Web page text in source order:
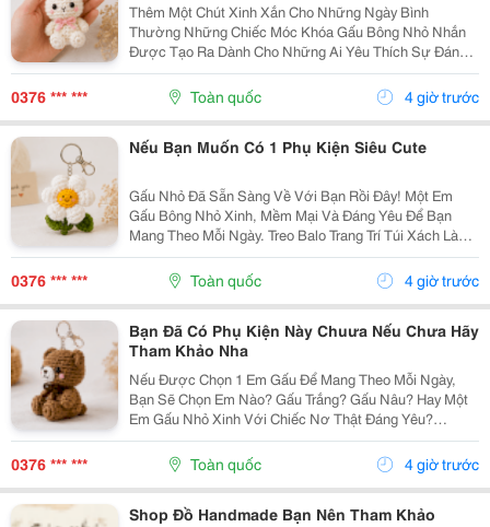
Thêm Một Chút Xinh Xắn Cho Những Ngày Bình
Thường Những Chiếc Móc Khóa Gấu Bông Nhỏ Nhắn
Được Tạo Ra Dành Cho Những Ai Yêu Thích Sự Đáng
Yêu Và Những Món Đồ Có Dấu Ấn Riêng. Từ Chiếc Balo
Đi Học, Túi Xách Đi Chơi Đến Chùm Chìa Khóa Quen
Thuộc,...
0376 *** *** Toàn quốc 4 giờ trước
Nếu Bạn Muốn Có 1 Phụ Kiện Siêu Cute
Gấu Nhỏ Đã Sẵn Sàng Về Với Bạn Rồi Đây! Một Em
Gấu Bông Nhỏ Xinh, Mềm Mại Và Đáng Yêu Để Bạn
Mang Theo Mỗi Ngày. Treo Balo Trang Trí Túi Xách Làm
Móc Khóa Tặng Người Bạn Yêu Quý
Gocnhohandmade.com Không Cần Quá Nhiều Phụ
Kiện, Chỉ Một Em Gấu...
0376 *** *** Toàn quốc 4 giờ trước
Bạn Đã Có Phụ Kiện Này Chuưa Nếu Chưa Hãy
Tham Khảo Nha
Nếu Được Chọn 1 Em Gấu Để Mang Theo Mỗi Ngày,
Bạn Sẽ Chọn Em Nào? Gấu Trắng? Gấu Nâu? Hay Một
Em Gấu Nhỏ Xinh Với Chiếc Nơ Thật Đáng Yêu?
Những Chiếc Móc Khóa Gấu Bông Không Chỉ Là Phụ
Kiện Treo Túi Mà Còn Là Một Cách Để Bạn Thêm Chút
Cá Tính Vào...
0376 *** *** Toàn quốc 4 giờ trước
Shop Đồ Handmade Bạn Nên Tham Khảo